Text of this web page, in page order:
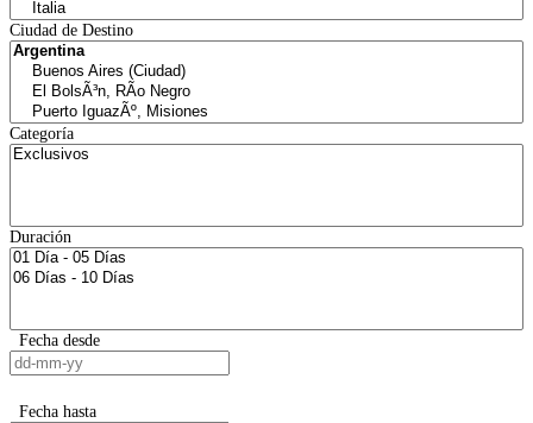
Ciudad de Destino
Categoría
Duración
Fecha desde
Fecha hasta